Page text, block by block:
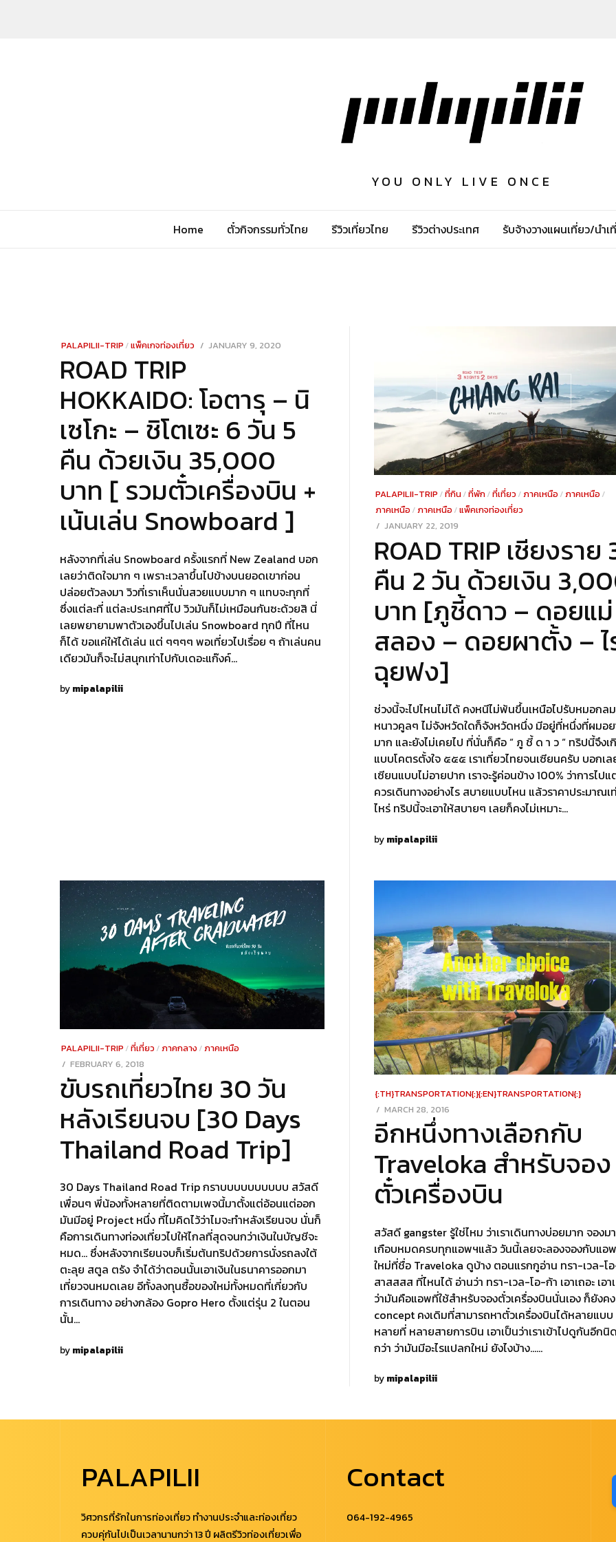
YOU ONLY LIVE ONCE
Home ตั๋วกิจกรรมทั่วไทย รีวิวเที่ยวไทย รีวิวต่างประเทศ รับจ้างวางแผนเที่ยว/นำเ
PALAPILII-TRIP /แพ็คเกจท่องเที่ยว
POSTED
JANUARY 9, 2020
ROAD TRIP
HOKKAIDO: โอตารุ – นิ
เซโกะ – ชิโตเซะ 6 วัน 5
คืน ด้วยเงิน 35,000
บาท [ รวมตั๋วเครื่องบิน +
เน้นเล่น Snowboard ]
หลังจากที่เล่น Snowboard ครั้งแรกที่ New Zealand บอก
เลยว่าติดใจมาก ๆ เพราะเวลาขึ้นไปข้างบนยอดเขาก่อน
ปล่อยตัวลงมา วิวที่เราเห็นนั่นสวยแบบมาก ๆ แทบจะทุกที่
ซึ่งแต่ละที่ แต่ละประเทศที่ไป วิวมันก็ไม่เหมือนกันซะด้วยสิ นี่
เลยพยายามพาตัวเองขึ้นไปเล่น Snowboard ทุกปี ที่ไหน
ก็ได้ ขอแค่ให้ได้เล่น แต่ ๆๆๆๆ พอเที่ยวไปเรื่อย ๆ ถ้าเล่นคน
เดียวมันก็จะไม่สนุกเท่าไปกับเดอะแก๊งค์…
by mipalapilii
PALAPILII-TRIP /ที่กิน/ที่พัก/ที่เที่ยว /ภาคเหนือ /ภาคเหนือ /
ภาคเหนือ /ภาคเหนือ /แพ็คเกจท่องเที่ยว
POSTED
ON
JANUARY 22, 2019
23,
2021
ROAD TRIP เชียงราย
คืน 2 วัน ด้วยเงิน
บาท [ภูชี้ดาว – ดอยแม่
สลอง – ดอยผาตั้ง – ไ
ฉุยฟง]
ช่วงนี้จะไปไหนไม่ได้ คงหนีไม่พ้นขึ้นเหนือไปรับหมอกลม
หนาวคูลๆ ไม่จังหวัดใดก็จังหวัดหนึ่ง มีอยู่ที่หนึ่งที่ผมอย
มาก และยังไม่เคยไป ที่นั่นก็คือ “ ภู ชี้ ด า ว “ ทริปนี้จึง
แบบโคตรตั้งใจ ๕๕๕ เราเที่ยวไทยจนเซียนครับ บอกเล
เซียนแบบไม่อายปาก เราจะรู้ค่อนข้าง 100% ว่าการไปแ
ควรเดินทางอย่างไร สบายแบบไหน แล้วราคาประมาณเ
ไหร่ ทริปนี้จะเอาให้สบายๆ เลยก็คงไม่เหมาะ…
by mipalapilii
PALAPILII-TRIP /ที่เที่ยว /ภาคกลาง /ภาคเหนือ
POSTED
ON
FEBRUARY 6, 2018
2021
ขับรถเที่ยวไทย 30 วัน
หลังเรียนจบ [30 Days
Thailand Road Trip]
30 Days Thailand Road Trip กราบบบบบบบบบบ สวัสดี
เพื่อนๆ พี่น้องทั้งหลายที่ติดตามเพจนี้มาตั้งแต่อ้อนแต่ออก
มันมีอยู่ Project หนึ่ง ที่ไมคิดไว้ว่าไมจะทำหลังเรียนจบ นั่นก็
คือการเดินทางท่องเที่ยวไปให้ไกลที่สุดจนกว่าเงินในบัญชีจะ
หมด… ซึ่งหลังจากเรียนจบก็เริ่มต้นทริปด้วยการนั่งรถลงใต้
ตะลุย สตูล ตรัง จำได้ว่าตอนนั้นเอาเงินในธนาคารออกมา
เที่ยวจนหมดเลย อีทั้งลงทุนซื้อของใหม่ทั้งหมดที่เกี่ยวกับ
การเดินทาง อย่างกล้อง Gopro Hero ตั้งแต่รุ่น 2 ในตอน
นั้น…
by mipalapilii
{:TH}TRANSPORTATION{:}{:EN}TRANSPORTATION{:}
POSTED
ON
MARCH 28, 2016
2016
อีกหนึ่งทางเลือกกับ
Traveloka สำหรับจอง
ตั๋วเครื่องบิน
สวัสดี gangster รู้ใช่ไหม ว่าเราเดินทางบ่อยมาก จองม
เกือบหมดครบทุกแอพฯแล้ว วันนี้เลยจะลองจองกับแอ
ใหม่ที่ชื่อ Traveloka ดูบ้าง ตอนแรกกูอ่าน ทรา-เวล-โ
สาสสสส ที่ไหนได้ อ่านว่า ทรา-เวล-โอ-ก้า เอาเถอะ เอา
ว่ามันคือแอพที่ใช้สำหรับจองตั๋วเครื่องบินนั่นเอง ก็ยังคง
concept คงเดิมที่สามารถหาตั๋วเครื่องบินได้หลายแบบ
หลายที่ หลายสายการบิน เอาเป็นว่าเราเข้าไปดูกันอีกนิ
กว่า ว่ามันมีอะไรแปลกใหม่ ยังไงบ้าง……
by mipalapilii
PALAPILII
วิศวกรที่รักในการท่องเที่ยว ทำงานประจำและท่องเที่ยว
ควบคุ่กันไปเป็นเวลานานกว่า 13 ปี ผลิตรีวิวท่องเที่ยวเพื่อ
Contact
064-192-4965